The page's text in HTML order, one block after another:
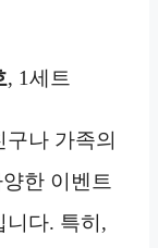
, 1세트
구나 가족의
한 이벤트
니다. 특히,